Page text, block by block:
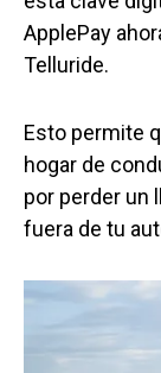
ApplePay
Telluride.
Esto permite
hogar de
por perder un
fuera de tu